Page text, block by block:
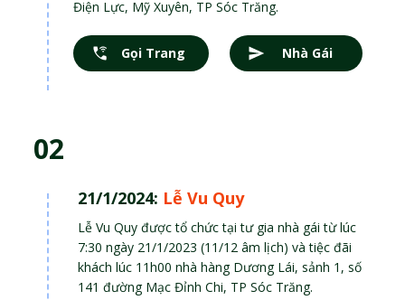
02
Điện Lực, Mỹ Xuyên, TP Sóc Trăng.
Lễ Vu Quy được tổ chức tại tư gia nhà gái từ lúc
7:30 ngày 21/1/2023 (11/12 âm lịch) và tiệc đãi
khách lúc 11h00 nhà hàng Dương Lái, sảnh 1, số
141 đường Mạc Đỉnh Chi, TP Sóc Trăng.
21/1/2024: Lễ Vu Quy
Nhà Gái
Gọi Trang